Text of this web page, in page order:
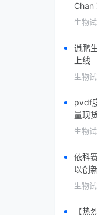
Chan
生物
逍鹏
上线
生物
pvdf
量现
生物
依科
以创
展
生物
【热